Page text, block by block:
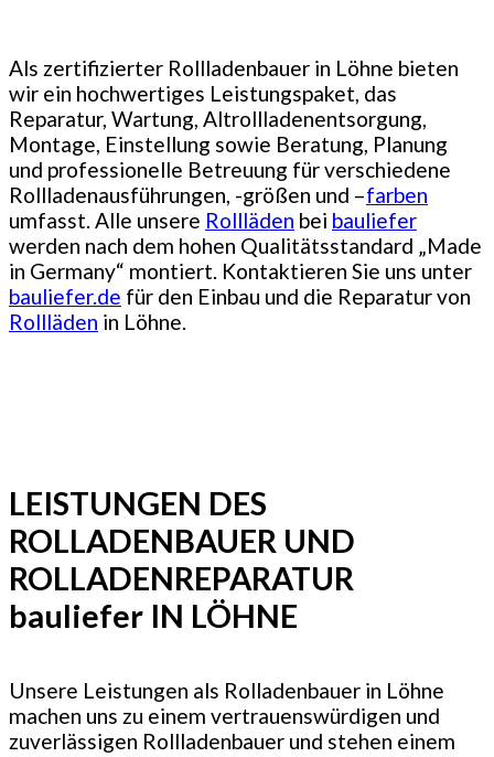
Als zertifizierter Rollladenbauer in Löhne bieten
wir ein hochwertiges Leistungspaket, das
Reparatur, Wartung, Altrollladenentsorgung,
Montage, Einstellung sowie Beratung, Planung
und professionelle Betreuung für verschiedene
Rollladenausführungen, -größen und –farben
umfasst. Alle unsere Rollläden bei bauliefer
werden nach dem hohen Qualitätsstandard „Made
in Germany“ montiert. Kontaktieren Sie uns unter
bauliefer.de für den Einbau und die Reparatur von
Rollläden in Löhne.
LEISTUNGEN DES
ROLLADENBAUER UND
ROLLADENREPARATUR
bauliefer IN LÖHNE
Unsere Leistungen als Rolladenbauer in Löhne
machen uns zu einem vertrauenswürdigen und
zuverlässigen Rollladenbauer und stehen einem